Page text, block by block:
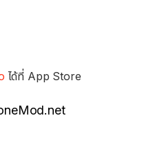
ได้ที่ App Store